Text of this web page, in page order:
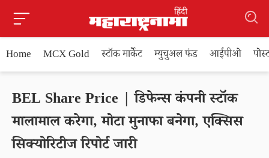
Home MCX Gold स्टॉक मार्केट म्युचुअल फंड आईपीओ
BEL Share Price | डिफेन्स कंपनी स्टॉक
मालामाल करेगा, मोटा मुनाफा बनेगा, एक्सिस
सिक्योरिटीज रिपोर्ट जारी